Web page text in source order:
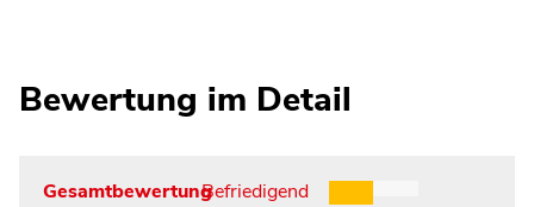
Bewertung im Detail
GesamtbewertungBefriedigend